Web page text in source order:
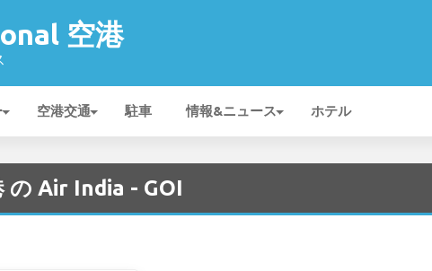
空港
空港交通 駐車 情報&ニュース ホテル
Air India - GOI